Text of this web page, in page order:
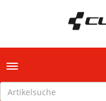
Toggle navigation